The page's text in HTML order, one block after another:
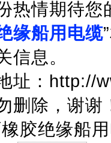
热情期待您
缘船用电缆
信息。
址：http://
删除，谢谢
橡胶绝缘船